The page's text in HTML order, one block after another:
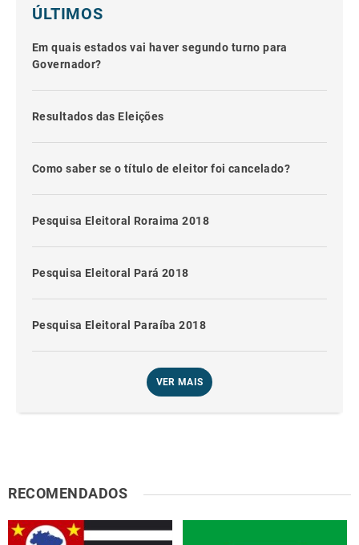
ÚLTIMOS
Em quais estados vai haver segundo turno para
Governador?
Resultados das Eleições
Como saber se o título de eleitor foi cancelado?
Pesquisa Eleitoral Roraima 2018
Pesquisa Eleitoral Pará 2018
Pesquisa Eleitoral Paraíba 2018
VER MAIS
RECOMENDADOS